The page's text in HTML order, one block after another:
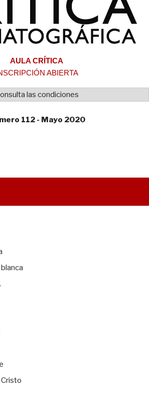
AULA CRÍTICA
ABIERTA
las condiciones
112 - Mayo 2020